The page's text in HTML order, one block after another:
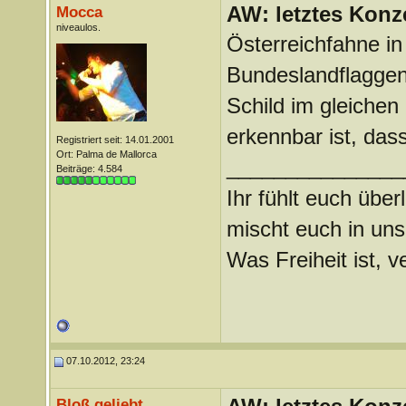
Mocca
niveaulos.
Registriert seit: 14.01.2001
Ort: Palma de Mallorca
Beiträge: 4.584
AW: letztes
Österreichfahne
Schild im
erkennbar ist,
Ihr fühlt euch
mischt euch in
Was Freiheit ist,
07.10.2012, 23:24